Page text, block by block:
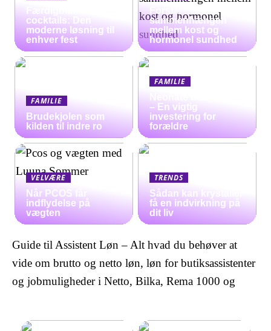
Færdigblandede
cocktails: Den
moderne løsning til
enhver fest
Forstå
sammenhængen
mellem kost og
hormonel sundhed
FAMILIE
Brudekjolen som
kilden til indre ro
FAMILIE
Neonate babyalarm
– En vigtig
investering for
forældre
VELVÆRE
Når PCOS får
indflydelse på
vægten
TRENDS
Sådan kan krystaller
få en indvirkning på
dit liv
Guide til Assistent Løn – Alt hvad du behøver at
vide om brutto og netto løn, løn for butiksassistenter
og jobmuligheder i Netto, Bilka, Rema 1000 og